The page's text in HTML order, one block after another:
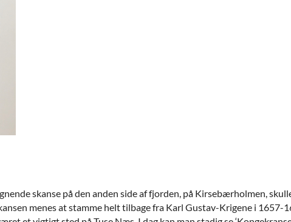
skanse på den anden side af fjorden, på Kirsebærholmen,
menes at stamme helt tilbage fra Karl Gustav-Krigene i 1657-